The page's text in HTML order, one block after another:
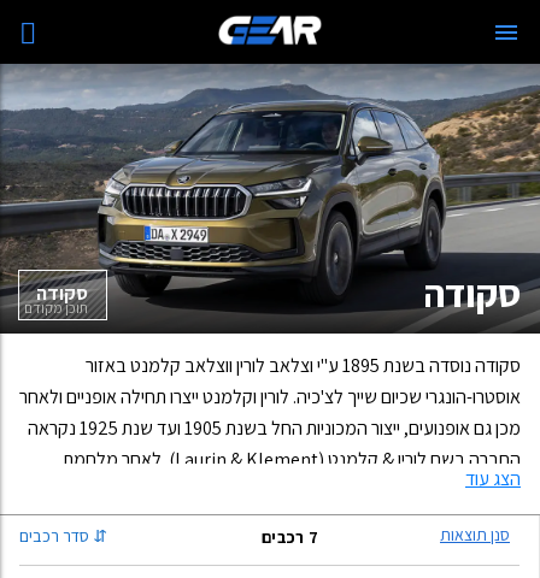
סנן תוצאות
סקודה סקודה
תוכן מקודם
סקודה נוסדה בשנת 1895 ע"י וצלאב לורין ווצלאב קלמנט באזור
אוסטרו-הונגרי שכיום שייך לצ'כיה. לורין וקלמנט ייצרו תחילה אופניים ולאחר
מכן גם אופנועים, ייצור המכוניות החל בשנת 1905 ועד שנת 1925 נקראה
החברה בשם לורין & קלמנט (Laurin & Klement). לאחר מלחמת
חברת לורין & קלמנט נרכשה ע"י תאגיד התעשייה הגדול בצ'כיה "סקודה
הצג עוד
סנן תוצאות 7 רכבים ⇅ סדר רכבים